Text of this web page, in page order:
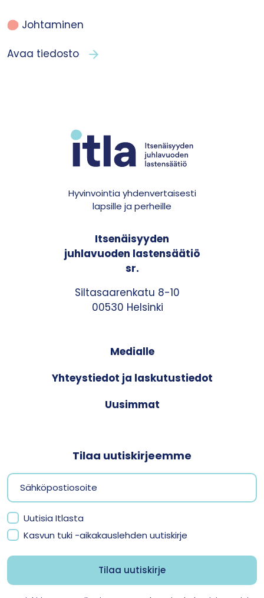
Johtaminen
Avaa tiedosto
Hyvinvointia yhdenvertaisesti
lapsille ja perheille
Itsenäisyyden
juhlavuoden lastensäätiö
sr.
Siltasaarenkatu 8-10
00530 Helsinki
Medialle
Yhteystiedot ja laskutustiedot
Uusimmat
Tilaa uutiskirjeemme
Uutisia Itlasta
Kasvun tuki -aikakauslehden uutiskirje